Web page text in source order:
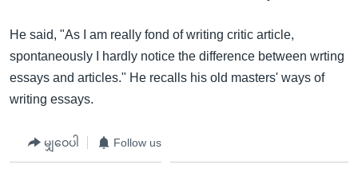
စာမျက်နှာ
သို့
ကျော်
ကြည့်
ရှာဖွေ
ရန်
ဗွီအိုအေ လူမှုကွန်ယက်များ
ဘာသာစကားများ
He said, "As I am really fond of writing critic article,
spontaneously I hardly notice the difference between wrting
essays and articles." He recalls his old masters' ways of
writing essays.
မျှဝေပါ Follow us